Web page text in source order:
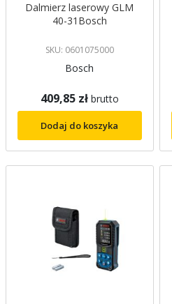
Dalmierz laserowy GLM
40-31Bosch
SKU: 0601075000
Bosch
409,85 zł brutto
Dodaj do koszyka